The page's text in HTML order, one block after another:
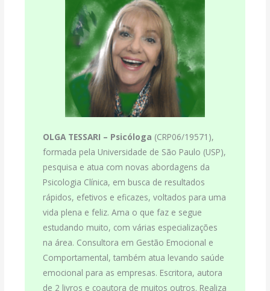
OLGA TESSARI – Psicóloga (CRP06/19571),
formada pela Universidade de São Paulo (USP),
pesquisa e atua com novas abordagens da
Psicologia Clínica, em busca de resultados
rápidos, efetivos e eficazes, voltados para uma
vida plena e feliz. Ama o que faz e segue
estudando muito, com várias especializações
na área. Consultora em Gestão Emocional e
Comportamental, também atua levando saúde
emocional para as empresas. Escritora, autora
de 2 livros e coautora de muitos outros. Realiza